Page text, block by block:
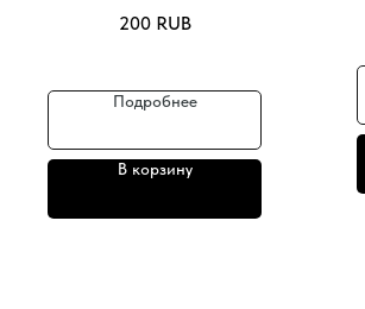
200 RUB
Подробнее
В корзину